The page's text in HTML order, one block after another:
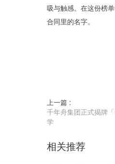
吸与触感。在这份榜
合同里的名字。
上一篇 :
千年舟集团正式揭牌
学
相关推荐